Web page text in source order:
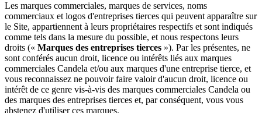
Les marques commerciales, marques de services, noms
commerciaux et logos d'entreprises tierces qui peuvent apparaître sur
le Site, appartiennent à leurs propriétaires respectifs et sont indiqués
comme tels dans la mesure du possible, et nous respectons leurs
droits (« Marques des entreprises tierces »). Par les présentes, ne
sont conférés aucun droit, licence ou intérêts liés aux marques
commerciales Candela et/ou aux marques d'une entreprise tierce, et
vous reconnaissez ne pouvoir faire valoir d'aucun droit, licence ou
intérêt de ce genre vis-à-vis des marques commerciales Candela ou
des marques des entreprises tierces et, par conséquent, vous vous
abstenez d'utiliser ces marques.